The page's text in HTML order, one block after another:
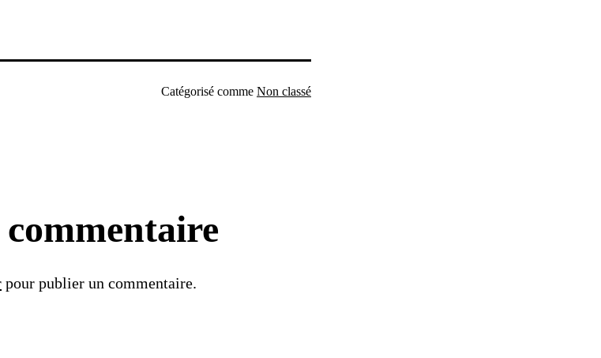
Catégorisé comme Non classé
pour publier un commentaire.